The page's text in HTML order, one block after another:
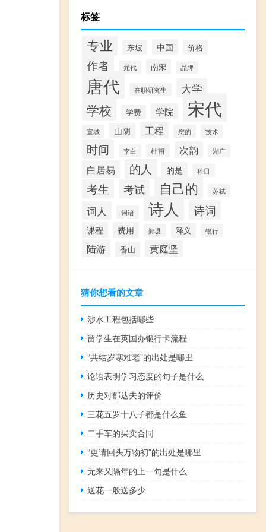
标签
专业 东坡 中国 价格
作者 元代 南宋 品牌
唐代 在职研究生 大学
学校 学费 学院 宋代
宣城 山阴 工程 您的 技术
时间 李白 杜甫 次韵 湖广
白居易 的人 的是 科目
考生 考试 自己的 苏轼
词人 词语 诗人 诗词
课程 费用 鄞县 释义 银行
陆游 香山 黄庭坚
猜你想看的文章
涉水工程包括哪些
留学生在英国办银行卡流程
“共结岁寒难老”的出处是哪里
论语表明学习态度的句子是什么
历史对郁达夫的评价
三花五罗十八子都是什么鱼
二手车的买卖合同
“更请回头万物初”的出处是哪里
无来又隔年的上一句是什么
送花一般送多少